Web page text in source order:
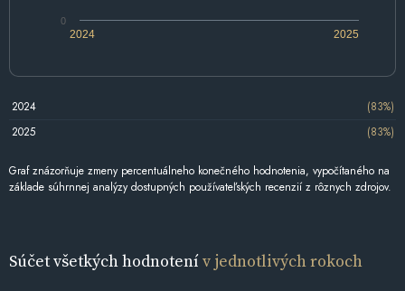
2024 2025
0
2024
(83%)
2025
(83%)
Graf znázorňuje zmeny percentuálneho konečného hodnotenia, vypočítaného na
základe súhrnnej analýzy dostupných používateľských recenzií z rôznych zdrojov.
Súčet všetkých hodnotenív jednotlivých rokoch